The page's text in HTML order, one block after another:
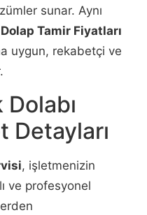
sunar. Aynı
Tamir Fiyatları
uygun, rekabetçi ve
Detayları
, işletmenizin
ve profesyonel